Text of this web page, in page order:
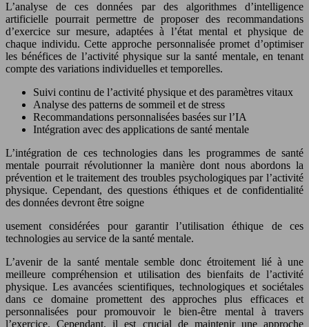
L’analyse de ces données par des algorithmes d’intelligence
artificielle pourrait permettre de proposer des recommandations
d’exercice sur mesure, adaptées à l’état mental et physique de
chaque individu. Cette approche personnalisée promet d’optimiser
les bénéfices de l’activité physique sur la santé mentale, en tenant
compte des variations individuelles et temporelles.
Suivi continu de l’activité physique et des paramètres vitaux
Analyse des patterns de sommeil et de stress
Recommandations personnalisées basées sur l’IA
Intégration avec des applications de santé mentale
L’intégration de ces technologies dans les programmes de santé
mentale pourrait révolutionner la manière dont nous abordons la
prévention et le traitement des troubles psychologiques par l’activité
physique. Cependant, des questions éthiques et de confidentialité
des données devront être soigne
usement considérées pour garantir l’utilisation éthique de ces
technologies au service de la santé mentale.
L’avenir de la santé mentale semble donc étroitement lié à une
meilleure compréhension et utilisation des bienfaits de l’activité
physique. Les avancées scientifiques, technologiques et sociétales
dans ce domaine promettent des approches plus efficaces et
personnalisées pour promouvoir le bien-être mental à travers
l’exercice. Cependant, il est crucial de maintenir une approche